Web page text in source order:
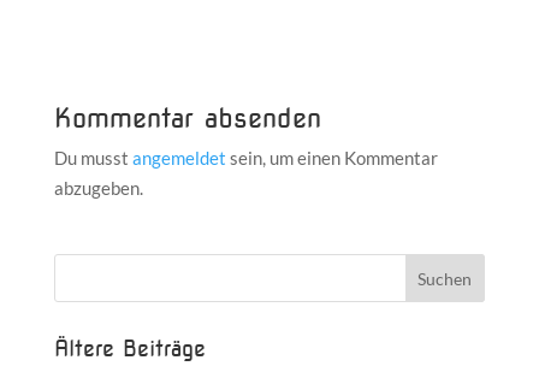
Kommentar absenden
Du musst angemeldet sein, um einen Kommentar
abzugeben.
Ältere Beiträge